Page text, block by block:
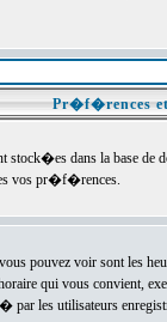
Pr�f�rences
dans la base de
vos pr�f�rences.
vous pouvez voir sont
qui vous convient,
par les utilisateurs